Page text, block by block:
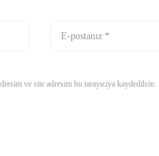
ve site adresim bu tarayıcıya kaydedilsin.